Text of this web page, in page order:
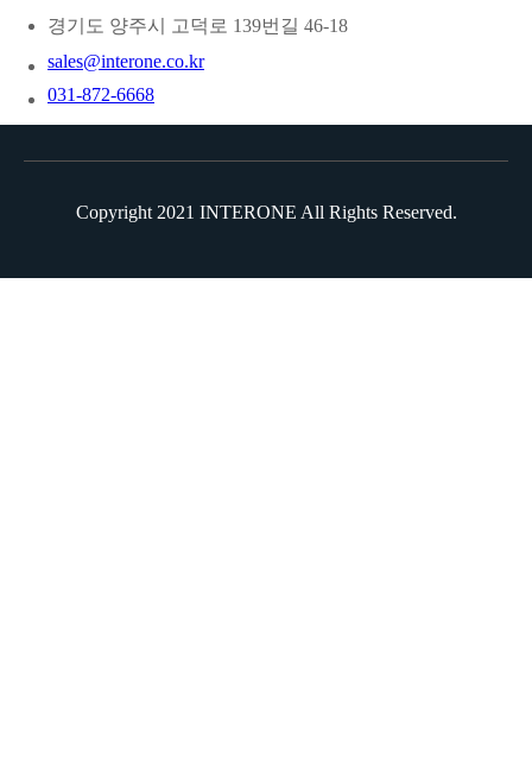
경기도 양주시 고덕로 139번길 46-18
sales@interone.co.kr
031-872-6668
Copyright 2021 INTERONE All Rights Reserved.